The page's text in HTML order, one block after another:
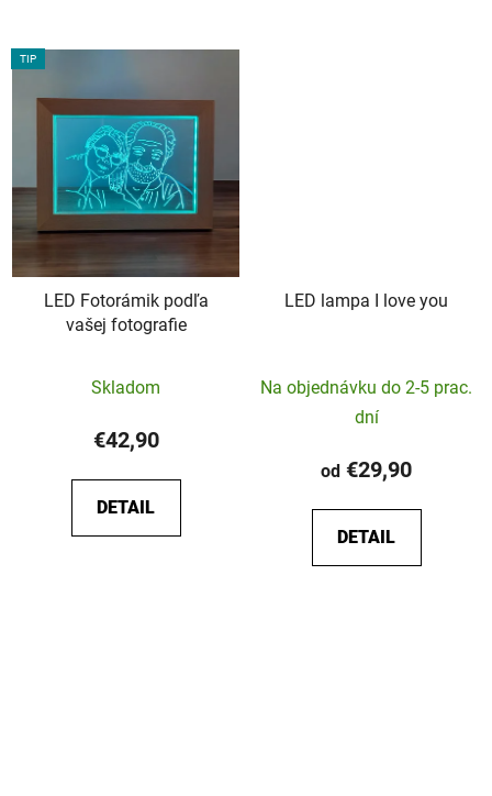
TIP
LED Fotorámik podľa
vašej fotografie
hodnotenie
produktu
je
5,0
z
Skladom
€42,90
DETAIL
LED lampa I love you
Na objednávku do 2-5 prac.
dní
od €29,90
DETAIL